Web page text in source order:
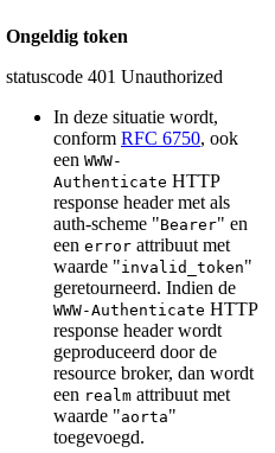
Ongeldig token
statuscode 401 Unauthorized
In deze situatie wordt,
conform RFC 6750, ook
een WWW-
Authenticate HTTP
response header met als
auth-scheme "Bearer" en
een error attribuut met
waarde "invalid_token"
geretourneerd. Indien de
WWW-Authenticate HTTP
response header wordt
geproduceerd door de
resource broker, dan wordt
een realm attribuut met
waarde "aorta"
toegevoegd.